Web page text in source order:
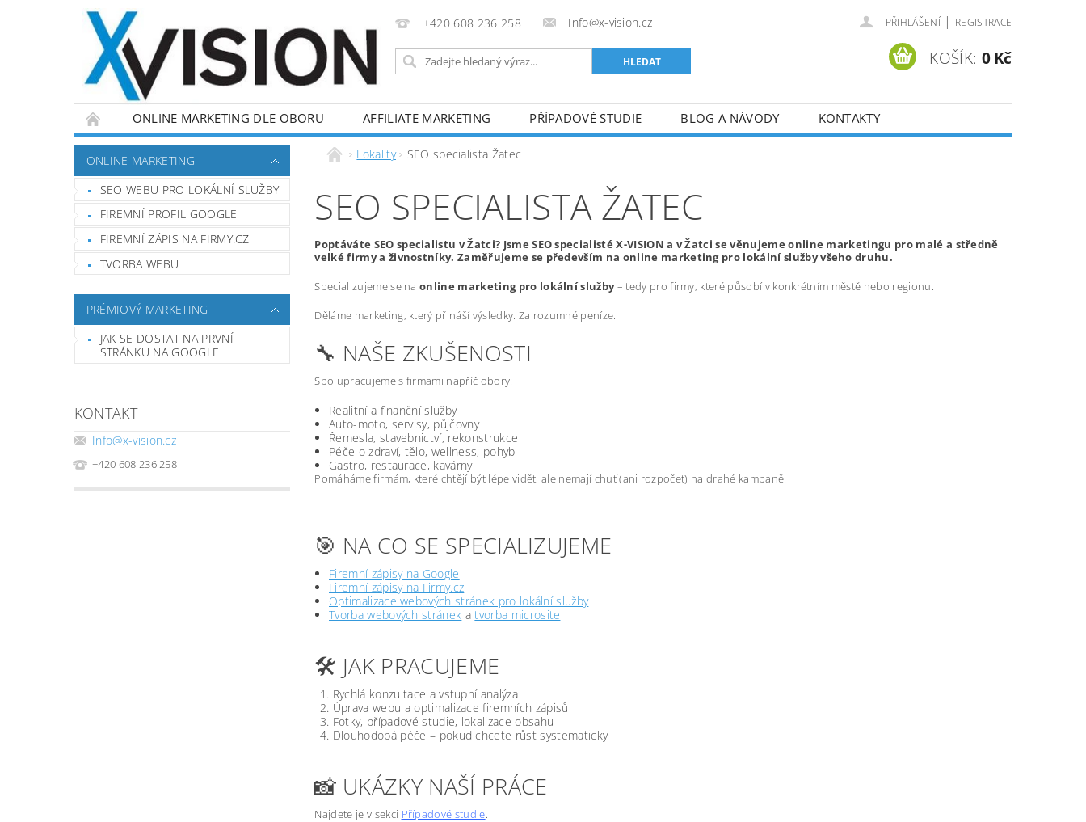
+420 608 236 258 Info@x-vision.cz PŘIHLÁŠENÍ | REGISTRACE
KOŠÍK: 0 Kč
ONLINE MARKETING DLE OBORU AFFILIATE MARKETING PŘÍPADOVÉ STUDIE BLOG A NÁVODY KONTAKTY
ONLINE MARKETING
SEO WEBU PRO LOKÁLNÍ SLUŽBY
FIREMNÍ PROFIL GOOGLE
FIREMNÍ ZÁPIS NA FIRMY.CZ
TVORBA WEBU
PRÉMIOVÝ MARKETING
JAK SE DOSTAT NA PRVNÍ
STRÁNKU NA GOOGLE
KONTAKT
Info@x-vision.cz
+420 608 236 258
Lokality SEO specialista Žatec
SEO SPECIALISTA ŽATEC
Poptáváte SEO specialistu v Žatci? Jsme SEO specialisté X-VISION a v Žatci se věnujeme online marketingu pro malé a středně
velké firmy a živnostníky. Zaměřujeme se především na online marketing pro lokální služby všeho druhu.
Specializujeme se naonline marketing pro lokální služby– tedy pro firmy, které působí v konkrétním městě nebo regionu.
Děláme marketing, který přináší výsledky. Za rozumné peníze.
🔧 NAŠE ZKUŠENOSTI
Spolupracujeme s firmami napříč obory:
Realitní a finanční služby
Auto-moto, servisy, půjčovny
Řemesla, stavebnictví, rekonstrukce
Péče o zdraví, tělo, wellness, pohyb
Gastro, restaurace, kavárny
Pomáháme firmám, které chtějí být lépe vidět, ale nemají chuť (ani rozpočet) na drahé kampaně.
🎯 NA CO SE SPECIALIZUJEME
Firemní zápisy na Google
Firemní zápisy na Firmy.cz
Optimalizace webových stránek pro lokální služby
Tvorba webových stránek atvorba microsite
🛠️ JAK PRACUJEME
Rychlá konzultace a vstupní analýza
Úprava webu a optimalizace firemních zápisů
Fotky, případové studie, lokalizace obsahu
Dlouhodobá péče – pokud chcete růst systematicky
📸 UKÁZKY NAŠÍ PRÁCE
Najdete je v sekci Případové studie.